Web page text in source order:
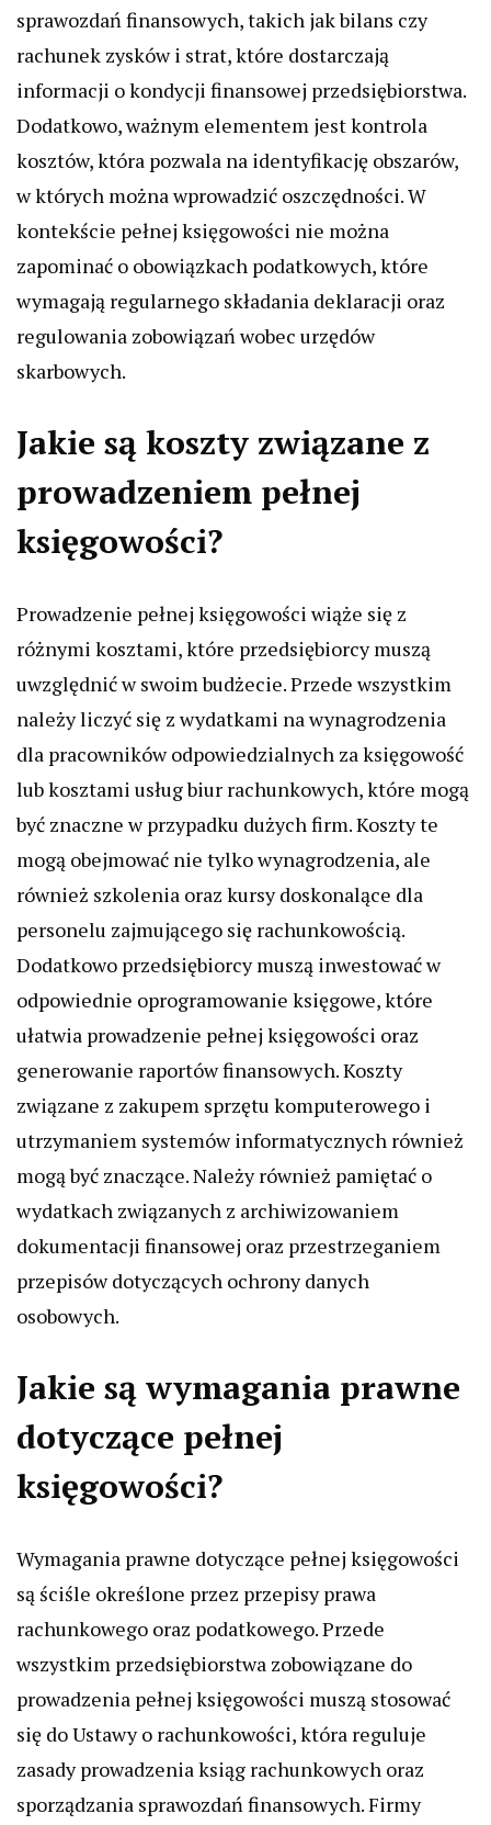
sprawozdań finansowych, takich jak bilans czy
rachunek zysków i strat, które dostarczają
informacji o kondycji finansowej przedsiębiorstwa.
Dodatkowo, ważnym elementem jest kontrola
kosztów, która pozwala na identyfikację obszarów,
w których można wprowadzić oszczędności. W
kontekście pełnej księgowości nie można
zapominać o obowiązkach podatkowych, które
wymagają regularnego składania deklaracji oraz
regulowania zobowiązań wobec urzędów
skarbowych.
Jakie są koszty związane z
prowadzeniem pełnej
księgowości?
Prowadzenie pełnej księgowości wiąże się z
różnymi kosztami, które przedsiębiorcy muszą
uwzględnić w swoim budżecie. Przede wszystkim
należy liczyć się z wydatkami na wynagrodzenia
dla pracowników odpowiedzialnych za księgowość
lub kosztami usług biur rachunkowych, które mogą
być znaczne w przypadku dużych firm. Koszty te
mogą obejmować nie tylko wynagrodzenia, ale
również szkolenia oraz kursy doskonalące dla
personelu zajmującego się rachunkowością.
Dodatkowo przedsiębiorcy muszą inwestować w
odpowiednie oprogramowanie księgowe, które
ułatwia prowadzenie pełnej księgowości oraz
generowanie raportów finansowych. Koszty
związane z zakupem sprzętu komputerowego i
utrzymaniem systemów informatycznych również
mogą być znaczące. Należy również pamiętać o
wydatkach związanych z archiwizowaniem
dokumentacji finansowej oraz przestrzeganiem
przepisów dotyczących ochrony danych
osobowych.
Jakie są wymagania prawne
dotyczące pełnej
księgowości?
Wymagania prawne dotyczące pełnej księgowości
są ściśle określone przez przepisy prawa
rachunkowego oraz podatkowego. Przede
wszystkim przedsiębiorstwa zobowiązane do
prowadzenia pełnej księgowości muszą stosować
się do Ustawy o rachunkowości, która reguluje
zasady prowadzenia ksiąg rachunkowych oraz
sporządzania sprawozdań finansowych. Firmy